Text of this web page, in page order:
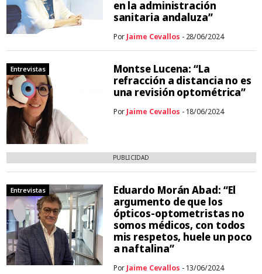
en la administración
sanitaria andaluza”
Por Jaime Cevallos - 28/06/2024
Entrevistas
Montse Lucena: “La
refracción a distancia no es
una revisión optométrica”
Por Jaime Cevallos - 18/06/2024
PUBLICIDAD
Entrevistas
Eduardo Morán Abad: “El
argumento de que los
ópticos-optometristas no
somos médicos, con todos
mis respetos, huele un poco
a naftalina”
Por Jaime Cevallos - 13/06/2024